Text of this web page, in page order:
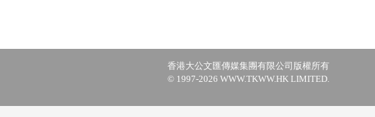
香港大公文匯傳媒集團有限公司版權所有
© 1997-2026 WWW.TKWW.HK LIMITED.